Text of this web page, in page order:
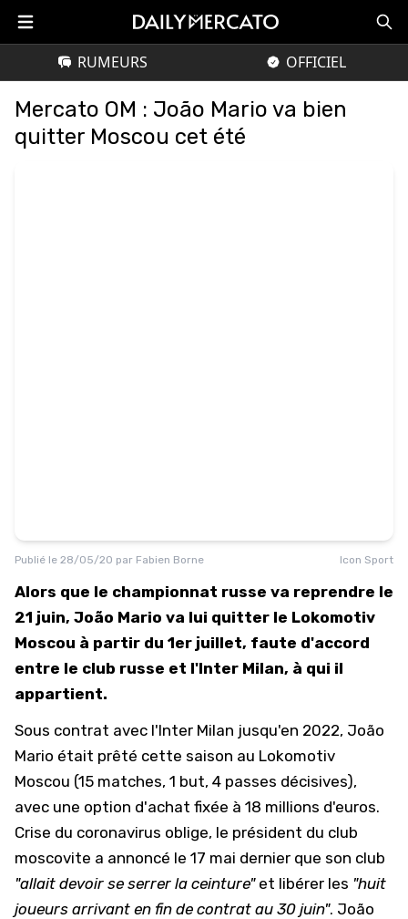
RUMEURS OFFICIEL
Mercato OM : João Mario va bien
quitter Moscou cet été
Publié le 28/05/20 par Fabien Borne Icon Sport
Alors que le championnat russe va reprendre le
21 juin, João Mario va lui quitter le Lokomotiv
Moscou à partir du 1er juillet, faute d'accord
entre le club russe et l'Inter Milan, à qui il
appartient.
Sous contrat avec l'Inter Milan jusqu'en 2022, João
Mario était prêté cette saison au Lokomotiv
Moscou (15 matches, 1 but, 4 passes décisives),
avec une option d'achat fixée à 18 millions d'euros.
Crise du coronavirus oblige, le président du club
moscovite a annoncé le 17 mai dernier que son club
"allait devoir se serrer la ceinture"et libérer les "huit
joueurs arrivant en fin de contrat au 30 juin". João